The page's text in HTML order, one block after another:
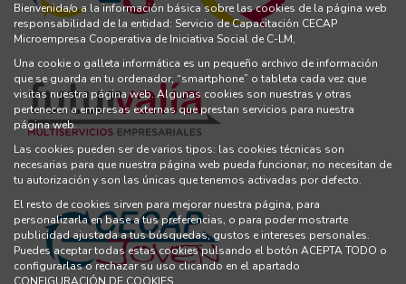
Bienvenida/o a la información básica sobre las cookies de la página web
responsabilidad de la entidad: Servicio de Capacitación CECAP
Microempresa Cooperativa de Iniciativa Social de C-LM,
Una cookie o galleta informática es un pequeño archivo de información
que se guarda en tu ordenador, “smartphone” o tableta cada vez que
visitas nuestra página web. Algunas cookies son nuestras y otras
pertenecen a empresas externas que prestan servicios para nuestra
página web.
Las cookies pueden ser de varios tipos: las cookies técnicas son
necesarias para que nuestra página web pueda funcionar, no necesitan de
tu autorización y son las únicas que tenemos activadas por defecto.
El resto de cookies sirven para mejorar nuestra página, para
personalizarla en base a tus preferencias, o para poder mostrarte
publicidad ajustada a tus búsquedas, gustos e intereses personales.
Puedes aceptar todas estas cookies pulsando el botón ACEPTA TODO o
configurarlas o rechazar su uso clicando en el apartado